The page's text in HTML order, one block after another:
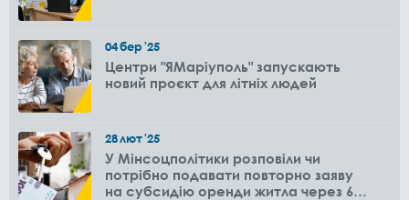
04бер'25
Центри "ЯМаріуполь" запускають
новий проєкт для літніх людей
28лют'25
У Мінсоцполітики розповіли чи
потрібно подавати повторно заяву
на субсидію оренди житла через 6